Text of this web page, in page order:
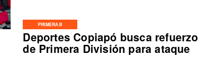
PRIMERA B
Deportes Copiapó busca refuerzo
de Primera División para ataque